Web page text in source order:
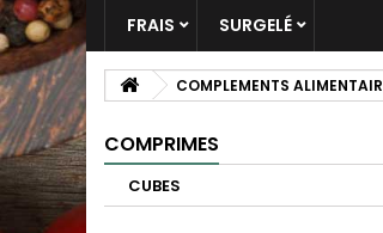
FRAIS SURGELÉ
COMPLEMENTS
COMPRIMES
CUBES